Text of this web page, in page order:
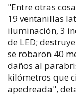
"Entre otras
19 ventanillas
iluminación, 3
de LED;
se robaron 40
daños al
kilómetros que
apedreada",